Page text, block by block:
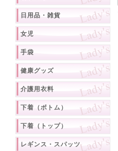
日用品・雑貨
女児
手袋
健康グッズ
介護用衣料
下着（ボトム）
下着（トップ）
レギンス・スパッツ